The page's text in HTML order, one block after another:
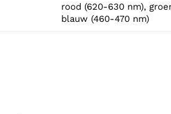
rood (620-630 nm),
blauw (460-470 nm)